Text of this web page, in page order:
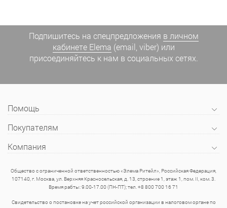
Подпишитесь на спецпредложения в личном
кабинете Elema (email, viber) или
присоединяйтесь к нам в социальных сетях.
Помощь
Покупателям
Компания
Общество с ограниченной ответственностью «Элема Ритейл», Российская Федерация,
107140, г. Москва, ул. Верхняя Красносельская, д. 13, строение 1, этаж 1, пом. II, ком. 3.
Время рабты: 9.00-17.00 (ПН-ПТ); тел. +8 800 700 16 71
Свидетельство о постановке на учет российской организации в налоговом органе по